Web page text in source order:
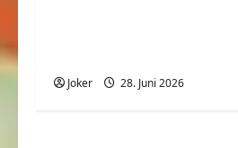
Joker 28. Juni 2026